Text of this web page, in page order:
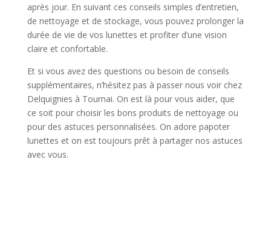
après jour. En suivant ces conseils simples d’entretien,
de nettoyage et de stockage, vous pouvez prolonger la
durée de vie de vos lunettes et profiter d’une vision
claire et confortable.
Et si vous avez des questions ou besoin de conseils
supplémentaires, n’hésitez pas à passer nous voir chez
Delquignies à Tournai. On est là pour vous aider, que
ce soit pour choisir les bons produits de nettoyage ou
pour des astuces personnalisées. On adore papoter
lunettes et on est toujours prêt à partager nos astuces
avec vous.